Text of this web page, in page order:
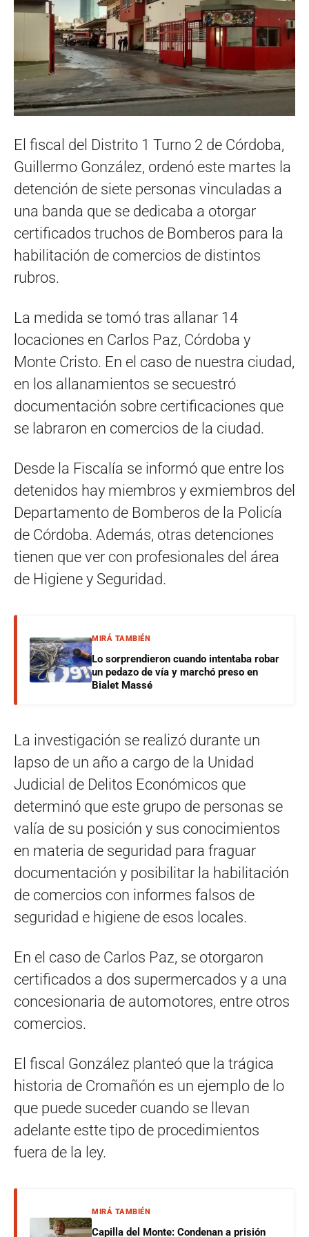
El fiscal del Distrito 1 Turno 2 de Córdoba,
Guillermo González, ordenó este martes la
detención de siete personas vinculadas a
una banda que se dedicaba a otorgar
certificados truchos de Bomberos para la
habilitación de comercios de distintos
rubros.
La medida se tomó tras allanar 14
locaciones en Carlos Paz, Córdoba y
Monte Cristo. En el caso de nuestra ciudad,
en los allanamientos se secuestró
documentación sobre certificaciones que
se labraron en comercios de la ciudad.
Desde la Fiscalía se informó que entre los
detenidos hay miembros y exmiembros del
Departamento de Bomberos de la Policía
de Córdoba. Además, otras detenciones
tienen que ver con profesionales del área
de Higiene y Seguridad.
MIRÁ TAMBIÉN
Lo sorprendieron cuando intentaba robar
un pedazo de vía y marchó preso en
Bialet Massé
La investigación se realizó durante un
lapso de un año a cargo de la Unidad
Judicial de Delitos Económicos que
determinó que este grupo de personas se
valía de su posición y sus conocimientos
en materia de seguridad para fraguar
documentación y posibilitar la habilitación
de comercios con informes falsos de
seguridad e higiene de esos locales.
En el caso de Carlos Paz, se otorgaron
certificados a dos supermercados y a una
concesionaria de automotores, entre otros
comercios.
El fiscal González planteó que la trágica
historia de Cromañón es un ejemplo de lo
que puede suceder cuando se llevan
adelante estte tipo de procedimientos
fuera de la ley.
MIRÁ TAMBIÉN
Capilla del Monte: Condenan a prisión